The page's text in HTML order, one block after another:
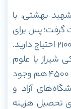
بهشتی، با
صورت گرفت؛ پس برای
شیراز یا علوم
پزشکی مازندران، ورودی با رتبه‌های ۴۱۰۰ و ۴۵۰۰ هم وجود
آزاد و
تحصیل هزینه